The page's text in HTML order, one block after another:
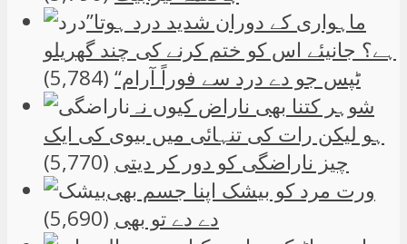
”ماہواری کے دوران شدید درد ہوتا
ہے؟ جانیئے اس کو ختم کرنے کی چند گھریلو
ٹپس جو دے درد سے فوراً آرام“ (5,784)
شوہر کتنا بھی ناراض کیوں نہ
ہو لیکن رات کی تنہائی میں بیوی کی ایک
چیز ناراضگی کو دور کر دیتی (5,770)
ورت مرد کو بیشک اپنا جسم بھی
دے دے تو بھی (5,690)